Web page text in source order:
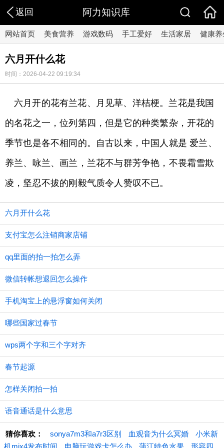
返回 阿力知识库
网站首页 美食营养 游戏数码 手工爱好 生活家居 健康养
六月开什么花
时间：2026-04-22 09:19:34
六月开的花有兰花、月见草、洋桔梗。兰花是我国
的名花之一，位列第四，但是它的种类繁杂，开花的
季节也是各不相同的。自古以来，中国人就是 爱兰、
养兰、咏兰、画兰，兰花不与群芳争艳，不畏霜雪欺
凌，坚忍不拔的刚毅气质令人赞叹不已。
六月开什么花
支付宝怎么注销商家店铺
qq里面的拍一拍怎么弄
微信转帐想退回怎么操作
手机淘宝上的悬浮窗如何关闭
哪些国家过春节
wps两个字和三个字对齐
春节起源
怎样关闭拍一拍
语音通话是什么意思
猜你喜欢： sonya7m3和a7r3区别 血观音为什么冥婚
小米新
机mix4发布时间
电脑玩游戏卡怎么办 蒲江特色水果 形容四